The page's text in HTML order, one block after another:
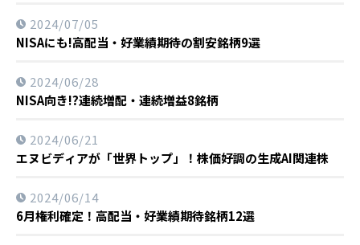
NISAにも!高配当・好業績期待の割安銘柄9選
2024/07/05
NISA向き!?連続増配・連続増益8銘柄
2024/06/28
エヌビディアが「世界トップ」！株価好調の生成AI関連株
2024/06/21
6月権利確定！高配当・好業績期待銘柄12選
2024/06/14